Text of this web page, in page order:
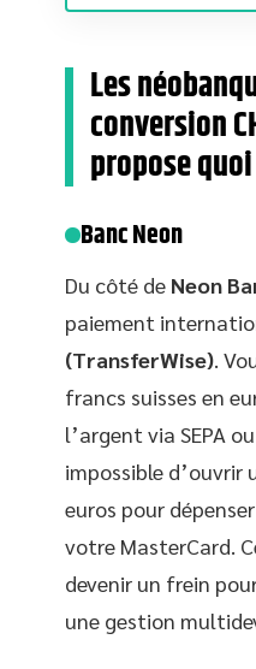
Les
conversion
propose
Banc Neon
Du côté de Neon
paiement
(TransferWise).
francs suisses en
l’argent via SEPA
impossible d’ouvrir
euros pour
votre MasterCard.
devenir un frein
une gestion